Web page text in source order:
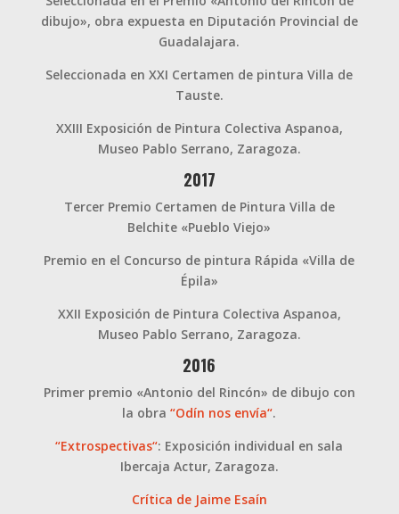
dibujo», obra expuesta en Diputación Provincial de
Guadalajara.
Seleccionada en XXI Certamen de pintura Villa de
Tauste.
XXIII Exposición de Pintura Colectiva Aspanoa,
Museo Pablo Serrano, Zaragoza.
2017
Tercer Premio Certamen de Pintura Villa de
Belchite «Pueblo Viejo»
Premio en el Concurso de pintura Rápida «Villa de
Épila»
XXII Exposición de Pintura Colectiva Aspanoa,
Museo Pablo Serrano, Zaragoza.
2016
Primer premio «Antonio del Rincón» de dibujo con
la obra“Odín nos envía“.
“Extrospectivas“: Exposición individual en sala
Ibercaja Actur, Zaragoza.
Crítica de Jaime Esaín